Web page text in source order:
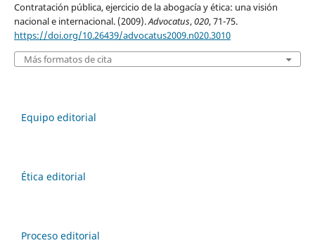
Contratación pública, ejercicio de la abogacía y ética: una visión
nacional e internacional. (2009).Advocatus,020, 71-75.
https://doi.org/10.26439/advocatus2009.n020.3010
Más formatos de cita
Equipo editorial
Ética editorial
Proceso editorial